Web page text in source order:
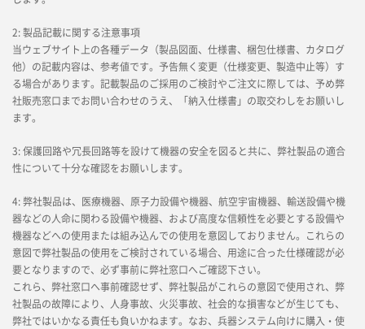
2: 製品記載に関する注意事項
当ウェブサイト上の各種データ（製品図面、仕様書、梱包仕様書、カタログ
他）の記載内容は、参考値です。予告無く変更（仕様変更、製造中止等）す
る場合があります。記載製品のご採用のご検討やご注文に際しては、予め弊
社販売窓口までお問い合わせのうえ、「納入仕様書」の取交わしをお願いし
ます。
3: 保護回路や冗長回路等を設けて機器の安全を図ると共に、弊社製品の適合
性について十分な確認をお願いします。
4: 弊社製品は、医療機器、原子力設備や機器、航空宇宙機器、輸送設備や機
器などの人命に関わる設備や機器、および高度な信頼性を必要とする設備や
機器などへの使用または組み込んでの使用を意図しておりません。これらの
意図で弊社製品の使用をご検討されている場合、用途に合った仕様確認が必
要となりますので、必ず事前に弊社窓口へご確認下さい。
これら、弊社窓口へ事前確認せず、弊社製品がこれらの意図で使用され、弊
社製品の故障により、人身事故、火災事故、社会的な損害などが生じても、
弊社ではいかなる責任も負いかねます。なお、兵器システム向けに購入・使